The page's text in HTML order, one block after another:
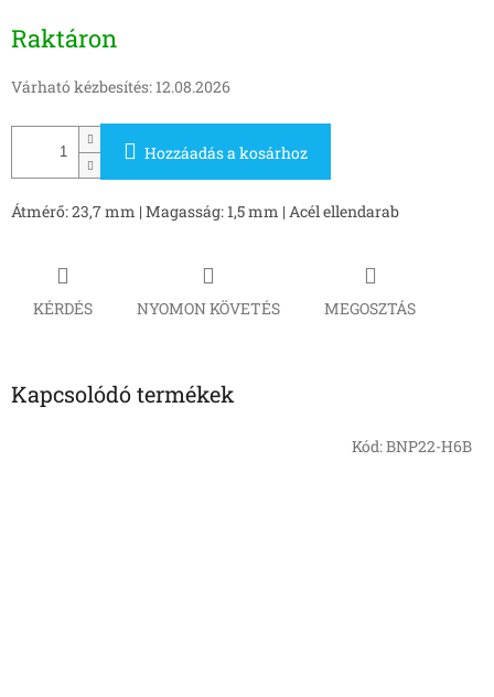
Raktáron
Várható kézbesítés: 12.08.2026
Hozzáadás a kosárhoz
Átmérő: 23,7 mm | Magasság: 1,5 mm | Acél ellendarab
KÉRDÉS NYOMON KÖVETÉS MEGOSZTÁS
Kapcsolódó termékek
Kód:BNP22-H6B